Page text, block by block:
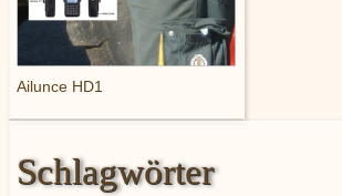
Ailunce HD1
Schlagwörter